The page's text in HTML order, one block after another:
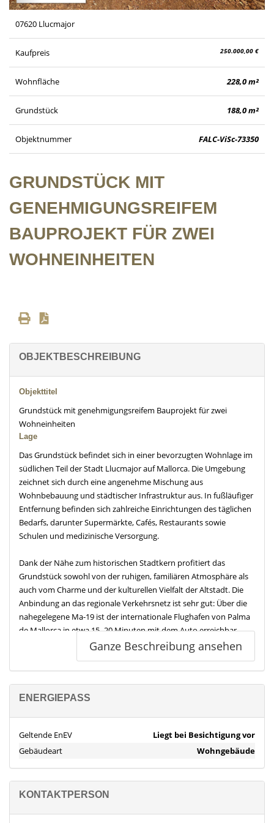
07620 Llucmajor
Kaufpreis 250.000,00 €
Wohnfläche 228,0 m²
Grundstück 188,0 m²
Objektnummer FALC-ViSc-73350
GRUNDSTÜCK MIT
GENEHMIGUNGSREIFEM
BAUPROJEKT FÜR ZWEI
WOHNEINHEITEN
OBJEKTBESCHREIBUNG
Objekttitel
Grundstück mit genehmigungsreifem Bauprojekt für zwei
Wohneinheiten
Lage
Das Grundstück befindet sich in einer bevorzugten Wohnlage im
südlichen Teil der Stadt Llucmajor auf Mallorca. Die Umgebung
zeichnet sich durch eine angenehme Mischung aus
Wohnbebauung und städtischer Infrastruktur aus. In fußläufiger
Entfernung befinden sich zahlreiche Einrichtungen des täglichen
Bedarfs, darunter Supermärkte, Cafés, Restaurants sowie
Schulen und medizinische Versorgung.
Dank der Nähe zum historischen Stadtkern profitiert das
Grundstück sowohl von der ruhigen, familiären Atmosphäre als
auch vom Charme und der kulturellen Vielfalt der Altstadt. Die
Anbindung an das regionale Verkehrsnetz ist sehr gut: Über die
nahegelegene Ma-19 ist der internationale Flughafen von Palma
de Mallorca in etwa 15–20 Minuten mit dem Auto erreichbar,
ebenso wie die Strände der Südküste.
Die Lage eignet sich ideal für Familien, Paare oder Investoren, die
das ruhige, inseltypische Leben mit guter Erreichbarkeit
verbinden möchten. Auch für Bauprojekte mit dauerhaftem
- Geplante Bruttobauflächen:
- Erdgeschoss: ca. 149 m² (Nutzfläche: ca. 126 m²)
Ganze Beschreibung ansehen
ENERGIEPASS
Geltende EnEV
Liegt bei Besichtigung vor
Gebäudeart
Wohngebäude
KONTAKTPERSON